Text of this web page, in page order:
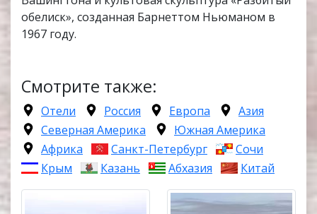
обелиск», созданная Барнеттом Ньюманом в
1967 году.
Смотрите также:
Отели Россия Европа
Азия
Северная Америка
Южная Америка
Африка
Санкт-Петербург
Сочи
Крым
Казань Абхазия Китай